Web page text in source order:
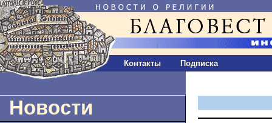
Контакты Подписка
Новости